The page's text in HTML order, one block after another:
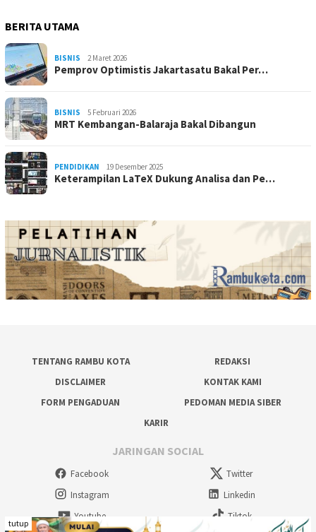
BERITA UTAMA
BISNIS 2 Maret 2026
Pemprov Optimistis Jakartasatu Bakal Per…
BISNIS 5 Februari 2026
MRT Kembangan-Balaraja Bakal Dibangun
PENDIDIKAN 19 Desember 2025
Keterampilan LaTeX Dukung Analisa dan Pe…
TENTANG RAMBU KOTA
REDAKSI
DISCLAIMER
KONTAK KAMI
FORM PENGADUAN
PEDOMAN MEDIA SIBER
KARIR
JARINGAN SOCIAL
Facebook
Twitter
Instagram
Linkedin
Youtube
Tiktok
tutup